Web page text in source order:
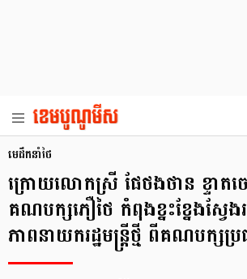
មេដឹកនាំថៃ
ក្រោយលោកស្រី ផែថងថាន ខ្ទា
គណបក្សភឿថៃ កំពុងខ្នះខ្នែងស្វែងរ
ភាពនាយករដ្ឋមន្ត្រីថ្មី ពីគណបក្សប្